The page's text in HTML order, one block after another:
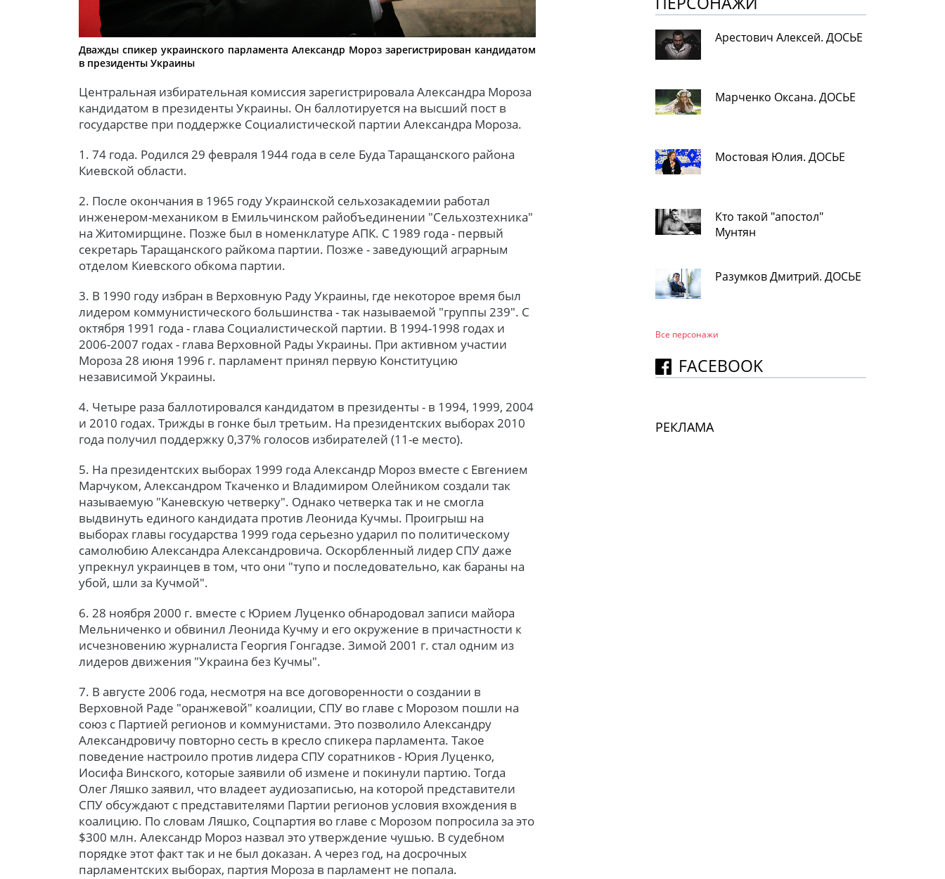
Дважды спикер украинского парламента Александр Мороз зарегистрирован кандидатом
в президенты Украины
Центральная избирательная комиссия зарегистрировала Александра Мороза
кандидатом в президенты Украины. Он баллотируется на высший пост в
государстве при поддержке Социалистической партии Александра Мороза.
1. 74 года. Родился 29 февраля 1944 года в селе Буда Таращанского района
Киевской области.
2. После окончания в 1965 году Украинской сельхозакадемии работал
инженером-механиком в Емильчинском райобъединении "Сельхозтехника"
на Житомирщине. Позже был в номенклатуре АПК. С 1989 года - первый
секретарь Таращанского райкома партии. Позже - заведующий аграрным
отделом Киевского обкома партии.
3. В 1990 году избран в Верховную Раду Украины, где некоторое время был
лидером коммунистического большинства - так называемой "группы 239". С
октября 1991 года - глава Социалистической партии. В 1994-1998 годах и
2006-2007 годах - глава Верховной Рады Украины. При активном участии
Мороза 28 июня 1996 г. парламент принял первую Конституцию
независимой Украины.
4. Четыре раза баллотировался кандидатом в президенты - в 1994, 1999, 2004
и 2010 годах. Трижды в гонке был третьим. На президентских выборах 2010
года получил поддержку 0,37% голосов избирателей (11-е место).
5. На президентских выборах 1999 года Александр Мороз вместе с Евгением
Марчуком, Александром Ткаченко и Владимиром Олейником создали так
называемую "Каневскую четверку". Однако четверка так и не смогла
выдвинуть единого кандидата против Леонида Кучмы. Проигрыш на
выборах главы государства 1999 года серьезно ударил по политическому
самолюбию Александра Александровича. Оскорбленный лидер СПУ даже
упрекнул украинцев в том, что они "тупо и последовательно, как бараны на
убой, шли за Кучмой".
6. 28 ноября 2000 г. вместе с Юрием Луценко обнародовал записи майора
Мельниченко и обвинил Леонида Кучму и его окружение в причастности к
исчезновению журналиста Георгия Гонгадзе. Зимой 2001 г. стал одним из
лидеров движения "Украина без Кучмы".
7. В августе 2006 года, несмотря на все договоренности о создании в
Верховной Раде "оранжевой" коалиции, СПУ во главе с Морозом пошли на
союз с Партией регионов и коммунистами. Это позволило Александру
Александровичу повторно сесть в кресло спикера парламента. Такое
поведение настроило против лидера СПУ соратников - Юрия Луценко,
Иосифа Винского, которые заявили об измене и покинули партию. Тогда
Олег Ляшко заявил, что владеет аудиозаписью, на которой представители
СПУ обсуждают с представителями Партии регионов условия вхождения в
коалицию. По словам Ляшко, Соцпартия во главе с Морозом попросила за это
$300 млн. Александр Мороз назвал это утверждение чушью. В судебном
порядке этот факт так и не был доказан. А через год, на досрочных
парламентских выборах, партия Мороза в парламент не попала.
Арестович Алексей. ДОСЬЕ
Марченко Оксана. ДОСЬЕ
Мостовая Юлия. ДОСЬЕ
Кто такой "апостол"
Мунтян
Разумков Дмитрий. ДОСЬЕ
Все персонажи
FACEBOOK
РЕКЛАМА